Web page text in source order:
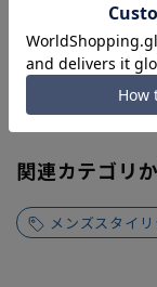
Try this
あくまで
関連カテゴリ
メンズスタイ